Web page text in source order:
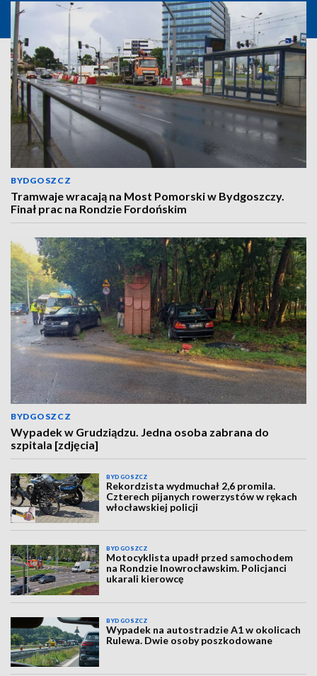
BYDGOSZCZ
Tramwaje wracają na Most Pomorski w Bydgoszczy.
Finał prac na Rondzie Fordońskim
BYDGOSZCZ
Wypadek w Grudziądzu. Jedna osoba zabrana do
szpitala [zdjęcia]
BYDGOSZCZ
Rekordzista wydmuchał 2,6 promila.
Czterech pijanych rowerzystów w rękach
włocławskiej policji
BYDGOSZCZ
Motocyklista upadł przed samochodem
na Rondzie Inowrocławskim. Policjanci
ukarali kierowcę
BYDGOSZCZ
Wypadek na autostradzie A1 w okolicach
Rulewa. Dwie osoby poszkodowane